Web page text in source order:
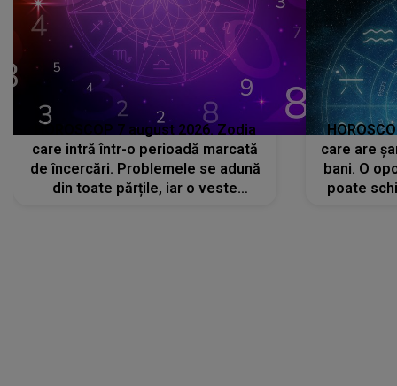
HOROSCOP 7 august 2026. Zodia
care intră într-o perioadă marcată
de încercări. Problemele se adună
din toate părțile, iar o veste
care are
bani. O
poate